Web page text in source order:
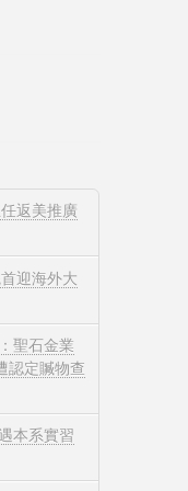
返美推廣
迎海外大
聖石金業
認定贓物查
本系實習